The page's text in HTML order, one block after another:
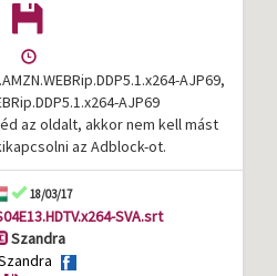
AJP69,
AJP69
az oldalt, akkor nem kell mást
az Adblock-ot.
18/03/17
SVA.srt
Szandra